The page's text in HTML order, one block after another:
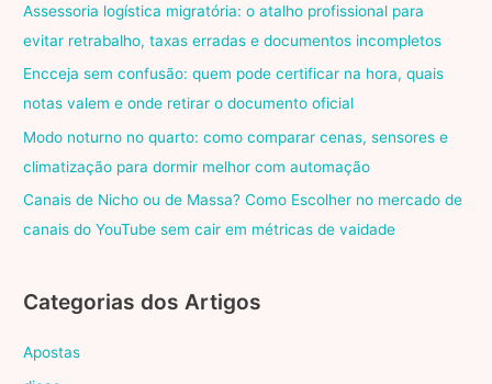
Assessoria logística migratória: o atalho profissional para
evitar retrabalho, taxas erradas e documentos incompletos
Encceja sem confusão: quem pode certificar na hora, quais
notas valem e onde retirar o documento oficial
Modo noturno no quarto: como comparar cenas, sensores e
climatização para dormir melhor com automação
Canais de Nicho ou de Massa? Como Escolher no mercado de
canais do YouTube sem cair em métricas de vaidade
Categorias dos Artigos
Apostas